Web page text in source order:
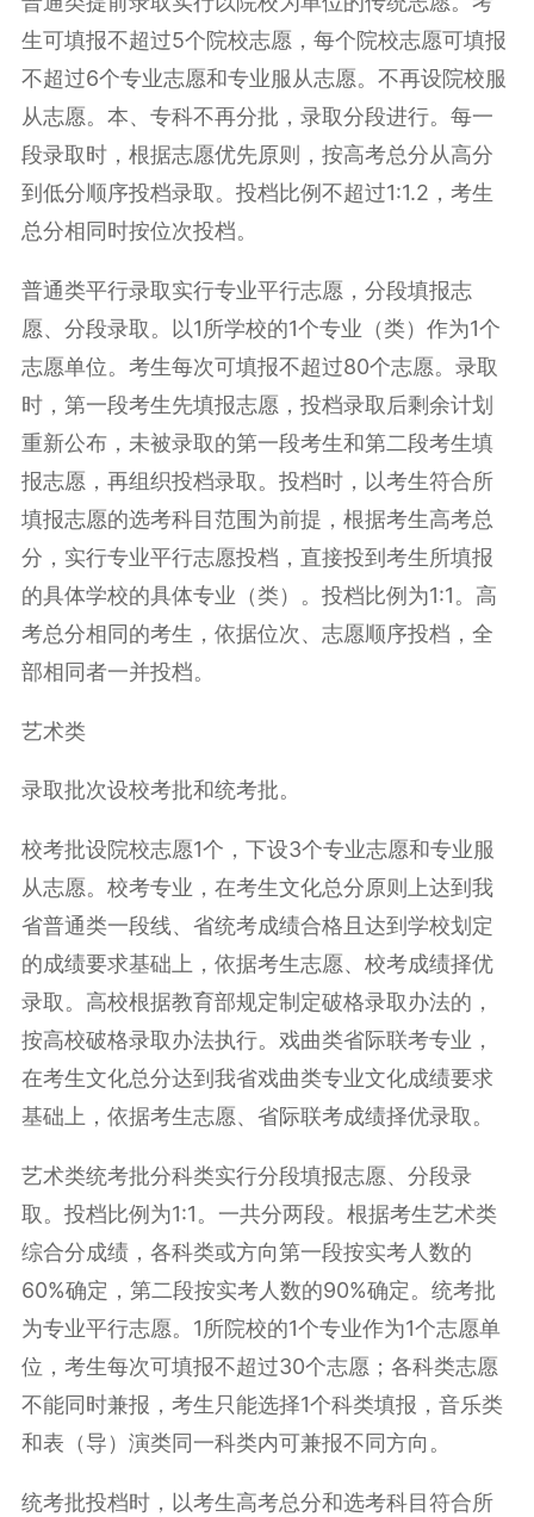
生可填报不超过5个院校志愿，每个院校志愿可填报
不超过6个专业志愿和专业服从志愿。不再设院校服
从志愿。本、专科不再分批，录取分段进行。每一
段录取时，根据志愿优先原则，按高考总分从高分
到低分顺序投档录取。投档比例不超过1:1.2，考生
总分相同时按位次投档。
普通类平行录取实行专业平行志愿，分段填报志
愿、分段录取。以1所学校的1个专业（类）作为1个
志愿单位。考生每次可填报不超过80个志愿。录取
时，第一段考生先填报志愿，投档录取后剩余计划
重新公布，未被录取的第一段考生和第二段考生填
报志愿，再组织投档录取。投档时，以考生符合所
填报志愿的选考科目范围为前提，根据考生高考总
分，实行专业平行志愿投档，直接投到考生所填报
的具体学校的具体专业（类）。投档比例为1:1。高
考总分相同的考生，依据位次、志愿顺序投档，全
部相同者一并投档。
艺术类
录取批次设校考批和统考批。
校考批设院校志愿1个，下设3个专业志愿和专业服
从志愿。校考专业，在考生文化总分原则上达到我
省普通类一段线、省统考成绩合格且达到学校划定
的成绩要求基础上，依据考生志愿、校考成绩择优
录取。高校根据教育部规定制定破格录取办法的，
按高校破格录取办法执行。戏曲类省际联考专业，
在考生文化总分达到我省戏曲类专业文化成绩要求
基础上，依据考生志愿、省际联考成绩择优录取。
艺术类统考批分科类实行分段填报志愿、分段录
取。投档比例为1:1。一共分两段。根据考生艺术类
综合分成绩，各科类或方向第一段按实考人数的
60%确定，第二段按实考人数的90%确定。统考批
为专业平行志愿。1所院校的1个专业作为1个志愿单
位，考生每次可填报不超过30个志愿；各科类志愿
不能同时兼报，考生只能选择1个科类填报，音乐类
和表（导）演类同一科类内可兼报不同方向。
统考批投档时，以考生高考总分和选考科目符合所